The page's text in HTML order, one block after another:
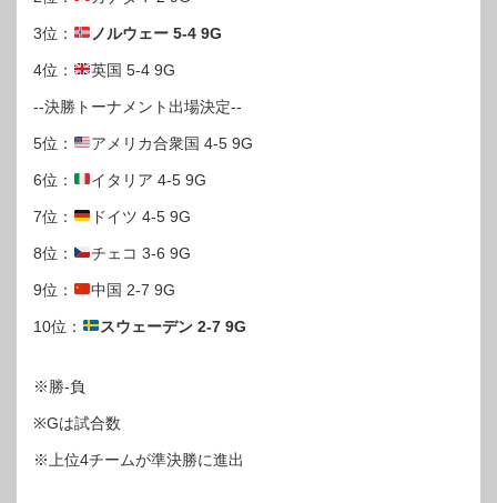
3位： ノルウェー 5-4 9G
4位： 英国 5-4 9G
--決勝トーナメント出場決定--
5位： アメリカ合衆国 4-5 9G
6位： イタリア 4-5 9G
7位： ドイツ 4-5 9G
8位： チェコ 3-6 9G
9位： 中国 2-7 9G
10位： スウェーデン 2-7 9G
※勝-負
※Gは試合数
※上位4チームが準決勝に進出